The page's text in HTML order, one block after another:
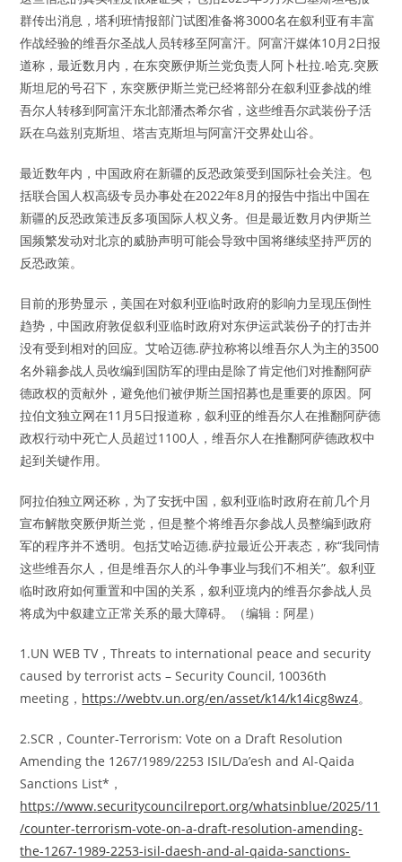
群传出消息，塔利班情报部门试图准备将3000名在叙利亚有丰富
作战经验的维吾尔圣战人员转移至阿富汗。阿富汗媒体10月2日报
道称，最近数月内，在东突厥伊斯兰党负责人阿卜杜拉.哈克.突厥
斯坦尼的号召下，东突厥伊斯兰党已经将部分在叙利亚参战的维
吾尔人转移到阿富汗东北部潘杰希尔省，这些维吾尔武装份子活
跃在乌兹别克斯坦、塔吉克斯坦与阿富汗交界处山谷。
最近数年内，中国政府在新疆的反恐政策受到国际社会关注。包
括联合国人权高级专员办事处在2022年8月的报告中指出中国在
新疆的反恐政策违反多项国际人权义务。但是最近数月内伊斯兰
国频繁发动对北京的威胁声明可能会导致中国将继续坚持严厉的
反恐政策。
目前的形势显示，美国在对叙利亚临时政府的影响力呈现压倒性
趋势，中国政府敦促叙利亚临时政府对东伊运武装份子的打击并
没有受到相对的回应。艾哈迈德.萨拉称将以维吾尔人为主的3500
名外籍参战人员收编到国防军的理由是除了肯定他们对推翻阿萨
德政权的贡献外，避免他们被伊斯兰国招募也是重要的原因。阿
拉伯文独立网在11月5日报道称，叙利亚的维吾尔人在推翻阿萨德
政权行动中死亡人员超过1100人，维吾尔人在推翻阿萨德政权中
起到关键作用。
阿拉伯独立网还称，为了安抚中国，叙利亚临时政府在前几个月
宣布解散突厥伊斯兰党，但是整个将维吾尔参战人员整编到政府
军的程序并不透明。包括艾哈迈德.萨拉最近公开表态，称“我同情
这些维吾尔人，但是维吾尔人的斗争事业与我们不相关”。叙利亚
临时政府如何重置和中国的关系，叙利亚境内的维吾尔参战人员
将成为中叙建立正常关系的最大障碍。（编辑：阿星）
1.UN WEB TV，Threats to international peace and security
caused by terrorist acts – Security Council, 10036th
meeting， https://webtv.un.org/en/asset/k14/k14icg8wz4。
2.SCR，Counter-Terrorism: Vote on a Draft Resolution
Amending the 1267/1989/2253 ISIL/Da’esh and Al-Qaida
Sanctions List*，
https://www.securitycouncilreport.org/whatsinblue/2025/11
/counter-terrorism-vote-on-a-draft-resolution-amending-
the-1267-1989-2253-isil-daesh-and-al-qaida-sanctions-